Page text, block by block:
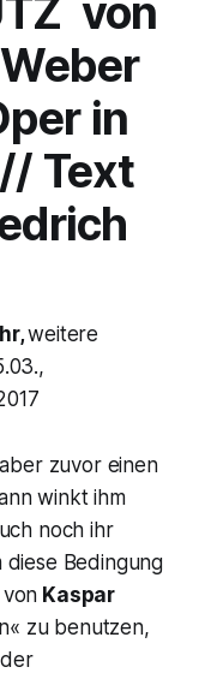
von
in
Text
weitere
zuvor einen
winkt ihm
noch ihr
Bedingung
von Kaspar
zu benutzen,